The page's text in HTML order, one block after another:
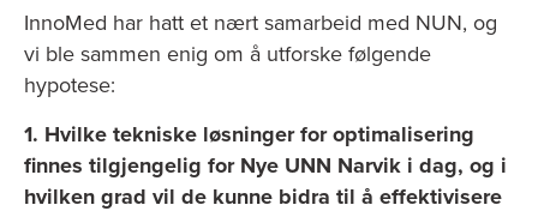
InnoMed har hatt et nært samarbeid med NUN, og
vi ble sammen enig om å utforske følgende
hypotese:
1. Hvilke tekniske løsninger for optimalisering
finnes tilgjengelig for Nye UNN Narvik i dag, og i
hvilken grad vil de kunne bidra til å effektivisere